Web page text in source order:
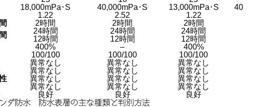
18,000mPa･S 40,000mPa･S 13,000mPa･S
1.22 2.52 1.22
2時間 2時間 2時間
24時間
12時間
24時間
12時間
24時間
12時間
400% – 400%
100/100 100/100 100/100
異常なし 異常なし 異常なし
異常なし 異常なし 異常なし
異常なし 異常なし 異常なし
異常なし 異常なし 異常なし
良好 良好 良好
ダ防水 防水表層の主な種類と判別方法